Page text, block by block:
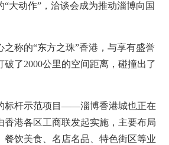
大动作”，洽谈会成为推动淄博向国
称的“东方之珠”香港，与享有盛誉
破了2000公里的空间距离，碰撞出了
杆示范项目——淄博香港城也正在
香港各区工商联发起实施，主要布局
餐饮美食、名店名品、特色街区等业